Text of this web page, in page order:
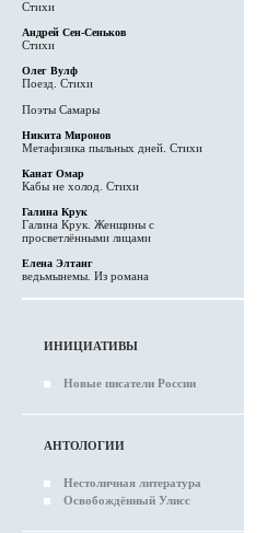
Стихи
Андрей Сен-Сеньков
Стихи
Олег Вулф
Поезд. Стихи
Поэты Самары
Никита Миронов
Метафизика пыльных дней. Стихи
Канат Омар
Кабы не холод. Стихи
Галина Крук
Галина Крук. Женщины с
просветлёнными лицами
Елена Элтанг
ведьмынемы. Из романа
ИНИЦИАТИВЫ
Новые писатели России
АНТОЛОГИИ
Нестоличная литература
Освобождённый Улисс